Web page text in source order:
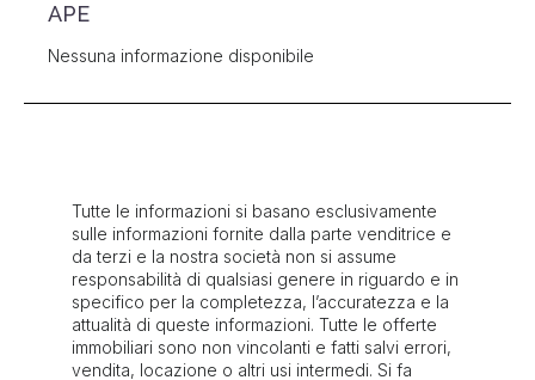
APE
Nessuna informazione disponibile
Tutte le informazioni si basano esclusivamente
sulle informazioni fornite dalla parte venditrice e
da terzi e la nostra società non si assume
responsabilità di qualsiasi genere in riguardo e in
specifico per la completezza, l’accuratezza e la
attualità di queste informazioni. Tutte le offerte
immobiliari sono non vincolanti e fatti salvi errori,
vendita, locazione o altri usi intermedi. Si fa